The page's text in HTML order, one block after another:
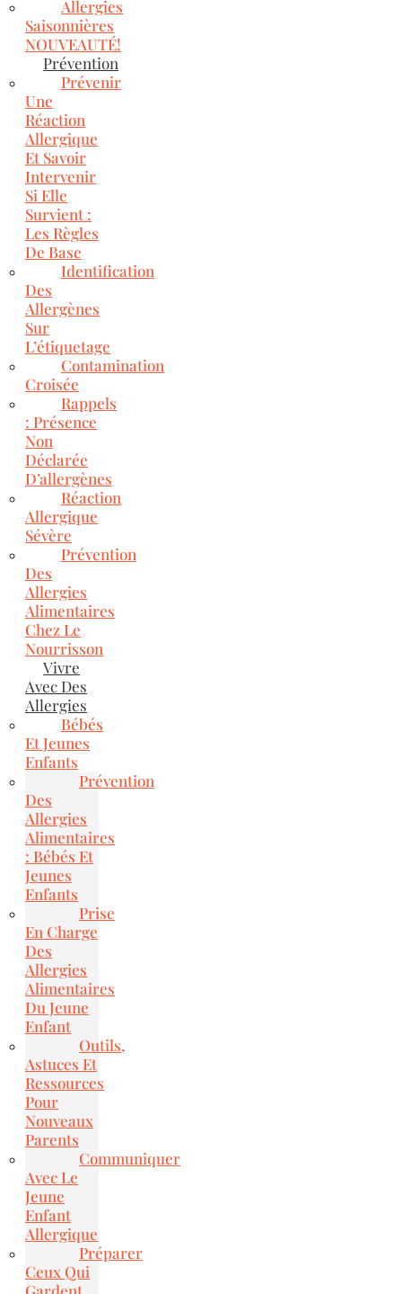
Allergies
Saisonnières
NOUVEAUTÉ!
Prévention
Prévenir
Une
Réaction
Allergique
Et Savoir
Intervenir
Si Elle
Survient :
Les Règles
De Base
Identification
Des
Allergènes
Sur
L’étiquetage
Contamination
Croisée
Rappels
: Présence
Non
Déclarée
D’allergènes
Réaction
Allergique
Sévère
Prévention
Des
Allergies
Alimentaires
Chez Le
Nourrisson
Vivre
Avec Des
Allergies
Bébés
Et Jeunes
Enfants
Prévention
Des
Allergies
Alimentaires
: Bébés Et
Jeunes
Enfants
Prise
En Charge
Des
Allergies
Alimentaires
Du Jeune
Enfant
Outils,
Astuces Et
Ressources
Pour
Nouveaux
Parents
Communiquer
Avec Le
Jeune
Enfant
Allergique
Préparer
Ceux Qui